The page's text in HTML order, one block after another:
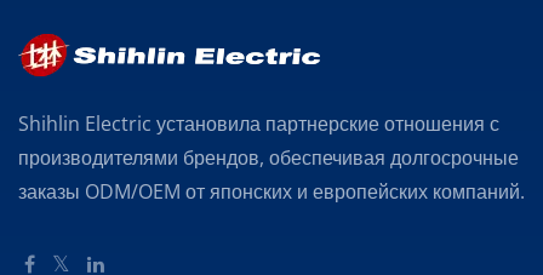
Shihlin Electric установила партнерские отношения с
производителями брендов, обеспечивая долгосрочные
заказы ODM/OEM от японских и европейских компаний.